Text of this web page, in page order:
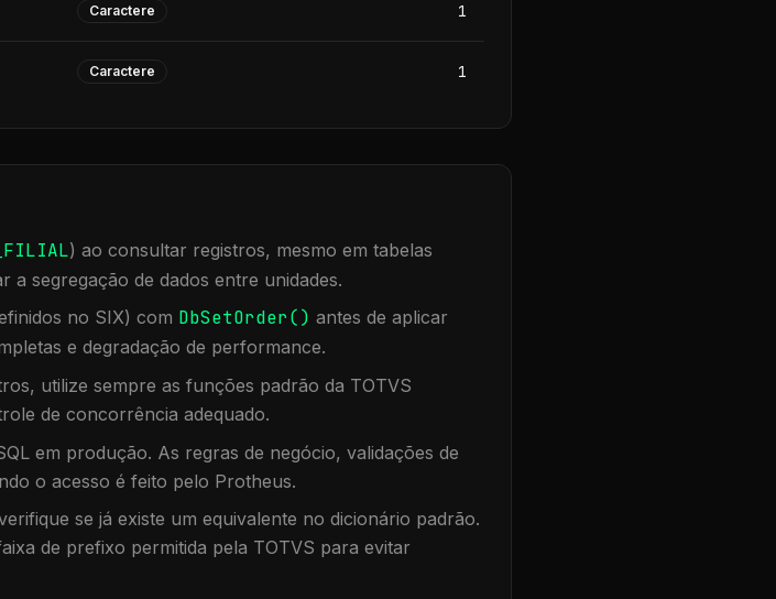
Caractere 1
Caractere 1
) ao consultar registros, mesmo em tabelas
a segregação de dados entre unidades.
no SIX) com DbSetOrder() antes de aplicar
e degradação de performance.
utilize sempre as funções padrão da TOTVS
de concorrência adequado.
em produção. As regras de negócio, validações de
o acesso é feito pelo Protheus.
se já existe um equivalente no dicionário padrão.
de prefixo permitida pela TOTVS para evitar